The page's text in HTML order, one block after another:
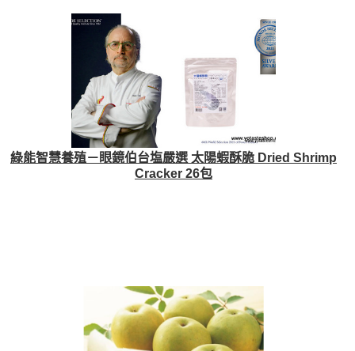
綠能智慧養殖－眼鏡伯台塩嚴選 太陽蝦酥脆 Dried Shrimp
Cracker 26包